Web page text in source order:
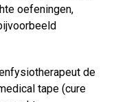
oefeningen,
de
tape (cure